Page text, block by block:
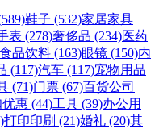
鞋子 (532)家居家具
表 (278)奢侈品 (234)医药
食品饮料 (163)眼镜 (150)内
(117)汽车 (117)宠物用品
(71)门票 (67)百货公司
惠 (44)工具 (39)办公用
打印印刷 (21)婚礼 (20)其